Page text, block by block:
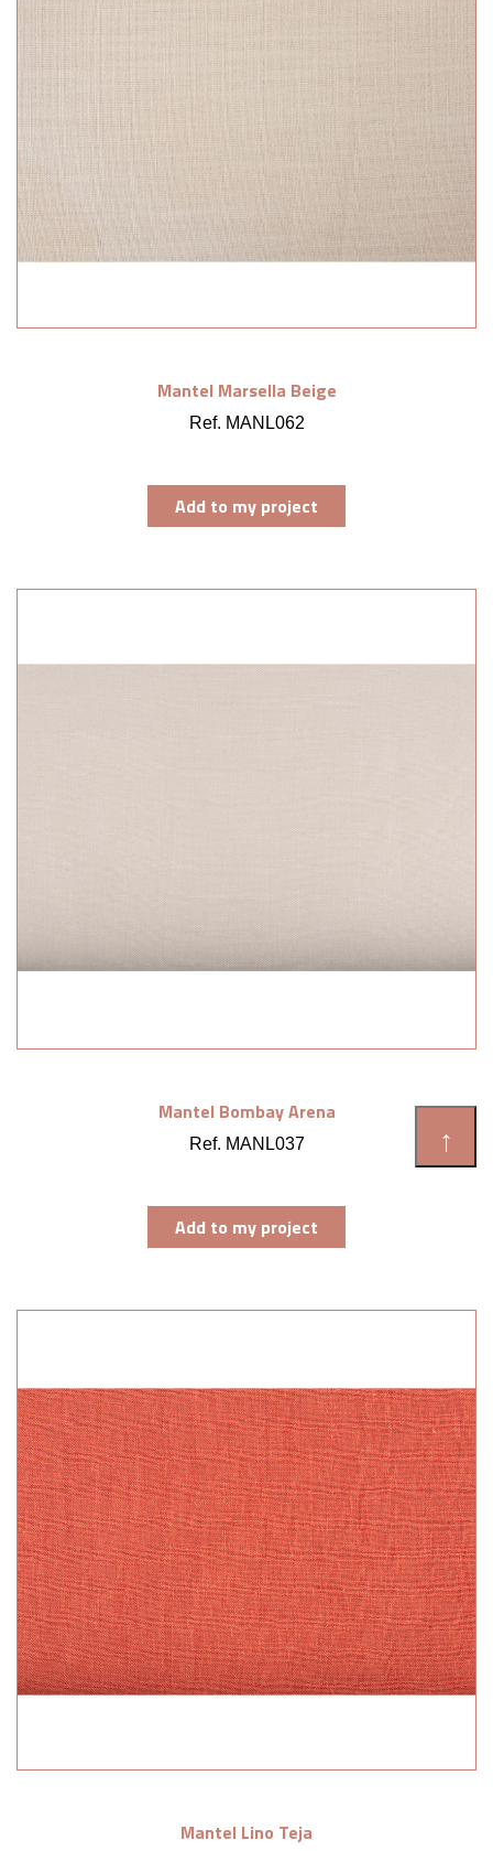
Mantel Marsella Beige
Ref. MANL062
Add to my project
Mantel Bombay Arena
Ref. MANL037
Add to my project
Mantel Lino Teja
↑